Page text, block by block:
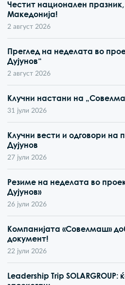
Честит национален
Македонија!
2 август 2026
Преглед на неделата во
Дујунов“
2 август 2026
Клучни настани на
31 јули 2026
Клучни вести и одговори
Дујунов
27 јули 2026
Резиме на неделата во
Дујунов»
26 јули 2026
Компанијата «Совелмаш»
документ!
22 јули 2026
Leadership Trip